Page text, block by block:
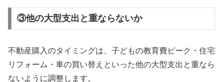
③他の大型支出と重ならないか
不動産購入のタイミングは、子どもの教育費ピーク・住宅
リフォーム・車の買い替えといった他の大型支出と重なら
ないように調整します。